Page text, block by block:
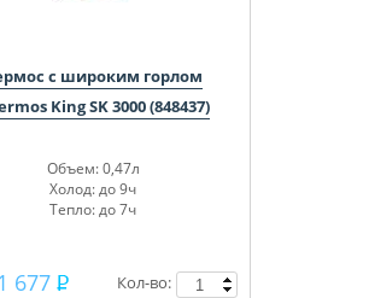
с широким горлом
King SK 3000 (848437)
Объем: 0,47л
Холод: до 9ч
Тепло: до 7ч
1 677
Кол-во: